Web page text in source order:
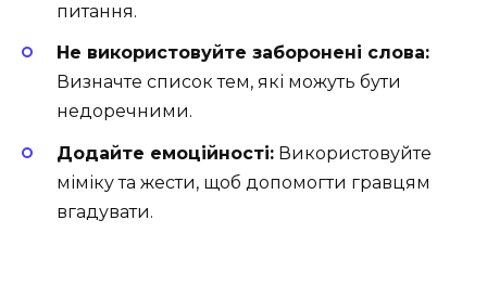
питання.
Не використовуйте заборонені слова:
Визначте список тем, які можуть бути
недоречними.
Додайте емоційності: Використовуйте
міміку та жести, щоб допомогти гравцям
вгадувати.